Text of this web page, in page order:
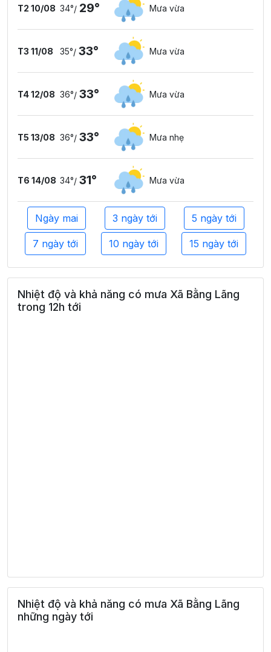
T2 10/08 34°/ 29° Mưa vừa
T3 11/08 35°/ 33° Mưa vừa
T4 12/08 36°/ 33° Mưa vừa
T5 13/08 36°/ 33° Mưa nhẹ
T6 14/08 34°/ 31° Mưa vừa
Ngày mai 3 ngày tới 5 ngày tới
7 ngày tới 10 ngày tới 15 ngày tới
Nhiệt độ và khả năng có mưa Xã Bằng Lãng
trong 12h tới
Nhiệt độ và khả năng có mưa Xã Bằng Lãng
những ngày tới